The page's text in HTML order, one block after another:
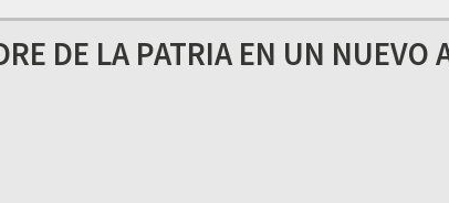
DE LA PATRIA EN UN NUEVO